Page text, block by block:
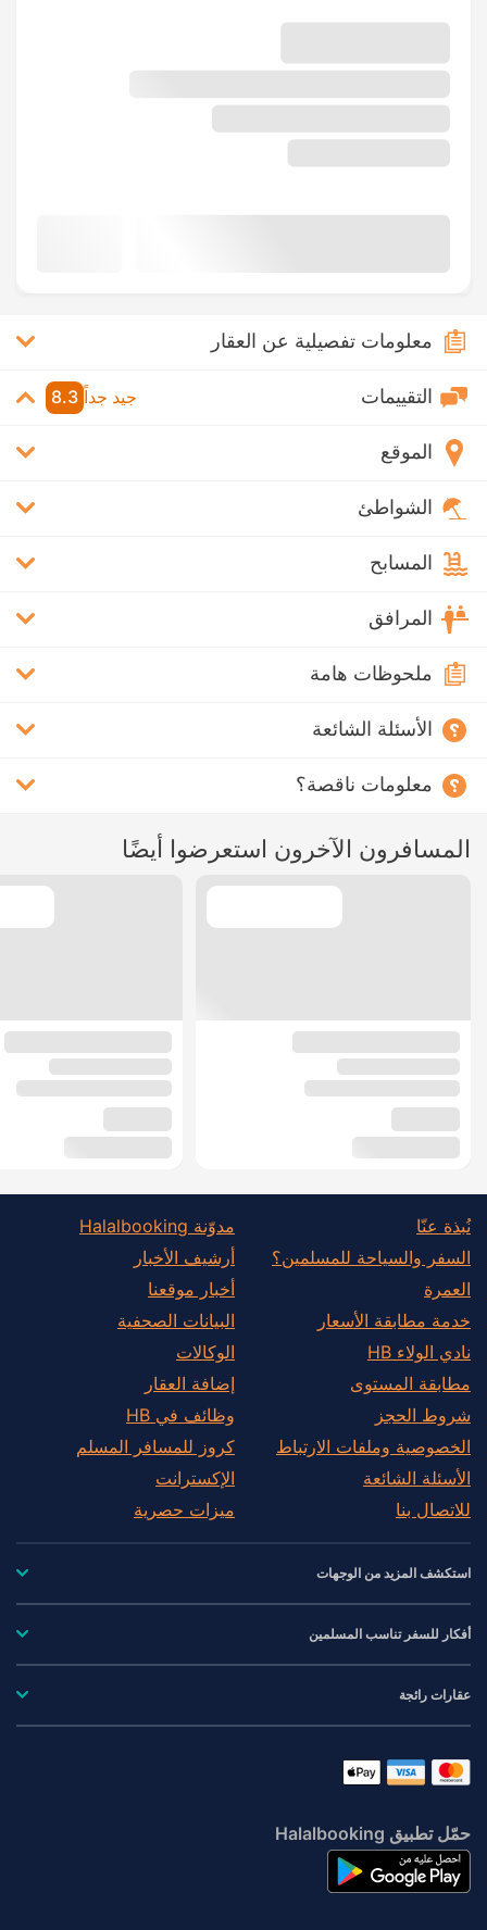
معلومات تفصيلية عن العقار
التقييمات جيد جداً 8.3
الموقع
الشواطئ
المسابح
المرافق
ملحوظات هامة
الأسئلة الشائعة
معلومات ناقصة؟
المسافرون الآخرون استعرضوا أيضًا
نُبذة عنّا
السفر والسياحة للمسلمين؟
العمرة
خدمة مطابقة الأسعار
نادي الولاء HB
مطابقة المستوى
شروط الحجز
الخصوصية وملفات الارتباط
الأسئلة الشائعة
للاتصال بنا
مدوّنة Halalbooking
أرشيف الأخبار
أخبار موقعنا
البيانات الصحفية
الوكالات
إضافة العقار
وظائف في HB
كروز للمسافر المسلم
الإكسترانت
ميزات حصرية
استكشف المزيد من الوجهات
أفكار للسفر تناسب المسلمين
عقارات رائجة
حمّل تطبيق Halalbooking